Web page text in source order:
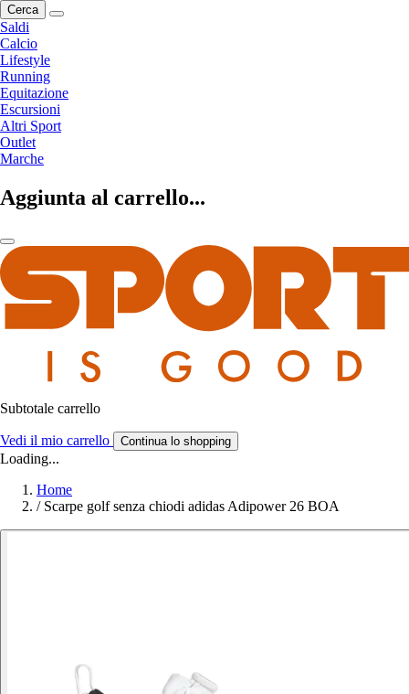
Cerca
Saldi
Calcio
Lifestyle
Running
Equitazione
Escursioni
Altri Sport
Outlet
Marche
Aggiunta al carrello...
Subtotale carrello
Vedi il mio carrello Continua lo shopping
Loading...
Home
/ Scarpe golf senza chiodi adidas Adipower 26 BOA